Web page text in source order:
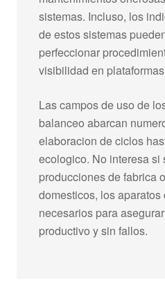
sistemas. Incluso, los
de estos sistemas
perfeccionar
visibilidad en
Las campos de uso de
balanceo abarcan
elaboracion de ciclos
ecologico. No interesa si
producciones de fabrica
domesticos, los
necesarios para
productivo y sin fallos.